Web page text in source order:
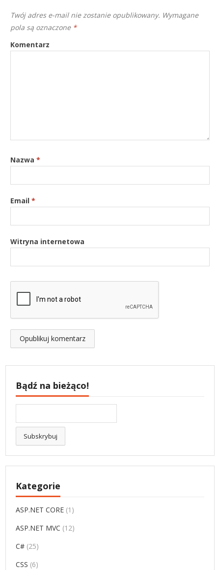
Twój adres e-mail nie zostanie opublikowany. Wymagane
pola są oznaczone *
Komentarz
Nazwa*
Email*
Witryna internetowa
Bądź na bieżąco!
Kategorie
ASP.NET CORE (1)
ASP.NET MVC (12)
C# (25)
CSS (6)